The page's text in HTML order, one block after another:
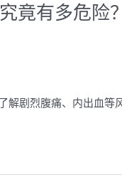
竟有多危险？
解剧烈腹痛、内出血等